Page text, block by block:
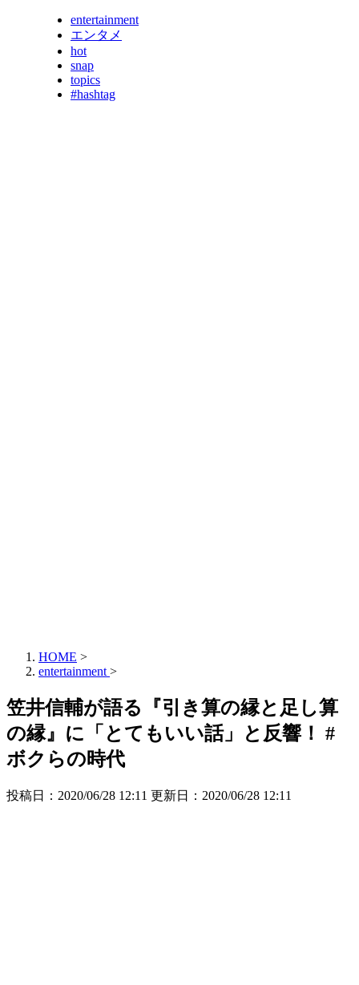
entertainment
エンタメ
hot
snap
topics
#hashtag
HOME >
entertainment >
笠井信輔が語る『引き算の縁と足し算
の縁』に「とてもいい話」と反響！ #
ボクらの時代
投稿日：2020/06/28 12:11 更新日： 2020/06/28 12:11